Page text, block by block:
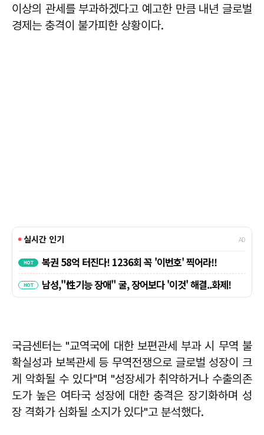
이상의 관세를 부과하겠다고 예고한 만큼 내년 글로벌
경제는 충격이 불가피한 상황이다.
국금센터는 "교역국에 대한 보편관세 부과 시 무역 불
확실성과 보복관세 등 무역전쟁으로 글로벌 성장이 크
게 악화될 수 있다"며 "성장세가 취약하거나 수출의존
도가 높은 여타국 성장에 대한 충격은 장기화하며 성
장 격화가 심화될 소지가 있다"고 분석했다.